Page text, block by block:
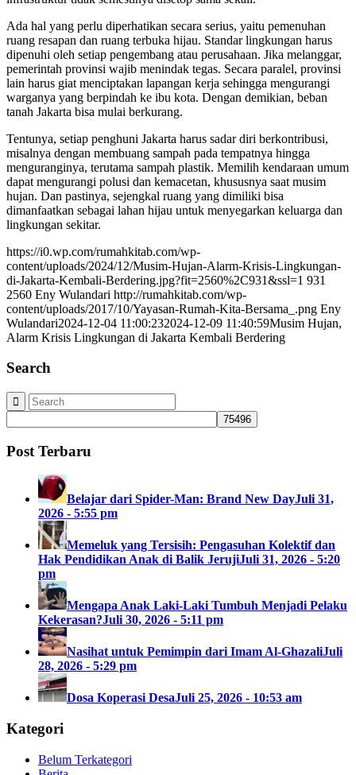
Ada hal yang perlu diperhatikan secara serius, yaitu pemenuhan
ruang resapan dan ruang terbuka hijau. Standar lingkungan harus
dipenuhi oleh setiap pengembang atau perusahaan. Jika melanggar,
pemerintah provinsi wajib menindak tegas. Secara paralel, provinsi
lain harus giat menciptakan lapangan kerja sehingga mengurangi
warganya yang berpindah ke ibu kota. Dengan demikian, beban
tanah Jakarta bisa mulai berkurang.
Tentunya, setiap penghuni Jakarta harus sadar diri berkontribusi,
misalnya dengan membuang sampah pada tempatnya hingga
menguranginya, terutama sampah plastik. Memilih kendaraan umum
dapat mengurangi polusi dan kemacetan, khususnya saat musim
hujan. Dan pastinya, sejengkal ruang yang dimiliki bisa
dimanfaatkan sebagai lahan hijau untuk menyegarkan keluarga dan
lingkungan sekitar.
https://i0.wp.com/rumahkitab.com/wp-
content/uploads/2024/12/Musim-Hujan-Alarm-Krisis-Lingkungan-
di-Jakarta-Kembali-Berdering.jpg?fit=2560%2C931&ssl=1 931
2560 Eny Wulandari http://rumahkitab.com/wp-
content/uploads/2017/10/Yayasan-Rumah-Kita-Bersama_.png Eny
Wulandari2024-12-04 11:00:232024-12-09 11:40:59Musim Hujan,
Alarm Krisis Lingkungan di Jakarta Kembali Berdering
Search
Post Terbaru
Belajar dari Spider-Man: Brand New DayJuli 31,
2026 - 5:55 pm
Memeluk yang Tersisih: Pengasuhan Kolektif dan
Hak Pendidikan Anak di Balik JerujiJuli 31, 2026 - 5:20
pm
Mengapa Anak Laki-Laki Tumbuh Menjadi Pelaku
Kekerasan?Juli 30, 2026 - 5:11 pm
Nasihat untuk Pemimpin dari Imam Al-GhazaliJuli
28, 2026 - 5:29 pm
Dosa Koperasi DesaJuli 25, 2026 - 10:53 am
Kategori
Belum Terkategori